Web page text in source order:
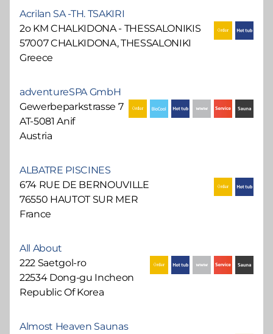
Acrilan SA -TH. TSAKIRI
2o KM CHALKIDONA - THESSALONIKIS
57007 CHALKIDONA, THESSALONIKI
Greece
adventureSPA GmbH
Gewerbeparkstrasse 7
AT-5081 Anif
Austria
ALBATRE PISCINES
674 RUE DE BERNOUVILLE
76550 HAUTOT SUR MER
France
All About
222 Saetgol-ro
22534 Dong-gu Incheon
Republic Of Korea
Almost Heaven Saunas